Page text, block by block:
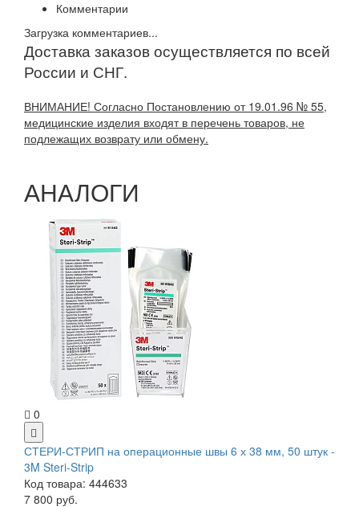
Комментарии
Загрузка комментариев...
Доставка заказов осуществляется по всей
России и СНГ.
ВНИМАНИЕ! Согласно Постановлению от 19.01.96 № 55,
медицинские изделия входят в перечень товаров, не
подлежащих возврату или обмену.
АНАЛОГИ
0
СТЕРИ-СТРИП на операционные швы 6 х 38 мм, 50 штук -
3M Steri-Strip
Код товара: 444633
7 800 руб.